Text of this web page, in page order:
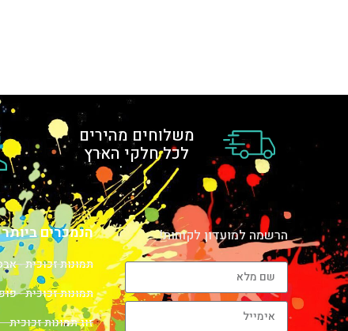
משלוחים מהירים
לכל חלקי הארץ
הרשמה למועדון לקוחות! הנמכרים ביותר
תמונות זכוכית -
תמונות זכוכית -
זוג תמונות זכוכית